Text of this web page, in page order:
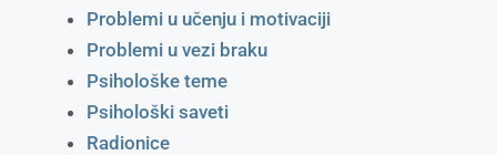
Problemi u učenju i motivaciji
Problemi u vezi braku
Psihološke teme
Psihološki saveti
Radionice